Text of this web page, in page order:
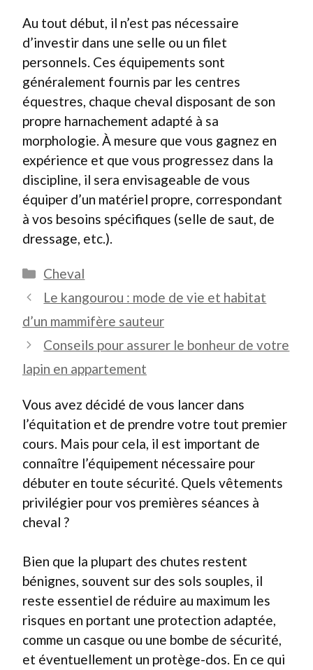
Au tout début, il n’est pas nécessaire
d’investir dans une selle ou un filet
personnels. Ces équipements sont
généralement fournis par les centres
équestres, chaque cheval disposant de son
propre harnachement adapté à sa
morphologie. À mesure que vous gagnez en
expérience et que vous progressez dans la
discipline, il sera envisageable de vous
équiper d’un matériel propre, correspondant
à vos besoins spécifiques (selle de saut, de
dressage, etc.).
Catégories
Cheval
Le kangourou : mode de vie et habitat
d’un mammifère sauteur
Conseils pour assurer le bonheur de votre
lapin en appartement
Vous avez décidé de vous lancer dans
l’équitation et de prendre votre tout premier
cours. Mais pour cela, il est important de
connaître l’équipement nécessaire pour
débuter en toute sécurité. Quels vêtements
privilégier pour vos premières séances à
cheval ?
Bien que la plupart des chutes restent
bénignes, souvent sur des sols souples, il
reste essentiel de réduire au maximum les
risques en portant une protection adaptée,
comme un casque ou une bombe de sécurité,
et éventuellement un protège-dos. En ce qui